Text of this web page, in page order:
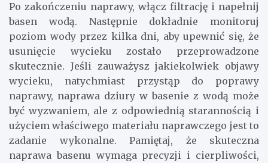
Po zakończeniu naprawy, włącz filtrację i napełnij
basen wodą. Następnie dokładnie monitoruj
poziom wody przez kilka dni, aby upewnić się, że
usunięcie wycieku zostało przeprowadzone
skutecznie. Jeśli zauważysz jakiekolwiek objawy
wycieku, natychmiast przystąp do poprawy
naprawy, naprawa dziury w basenie z wodą może
być wyzwaniem, ale z odpowiednią starannością i
użyciem właściwego materiału naprawczego jest to
zadanie wykonalne. Pamiętaj, że skuteczna
naprawa basenu wymaga precyzji i cierpliwości,